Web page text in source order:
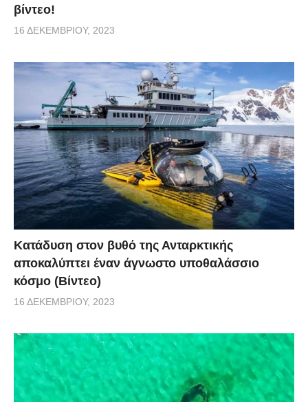
βίντεο!
16 ΔΕΚΕΜΒΡΊΟΥ, 2023
Κατάδυση στον βυθό της Ανταρκτικής
αποκαλύπτει έναν άγνωστο υποθαλάσσιο
κόσμο (Βίντεο)
16 ΔΕΚΕΜΒΡΊΟΥ, 2023